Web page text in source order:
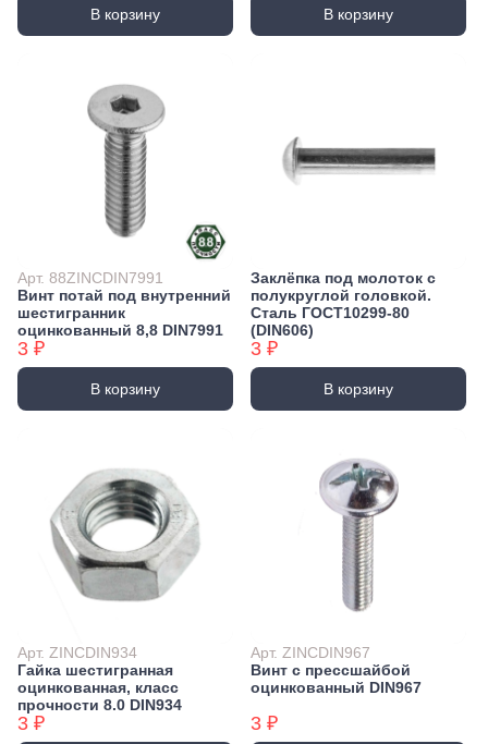
В корзину В корзину
Арт. 88ZINCDIN7991
Винт потай под внутренний
шестигранник
оцинкованный 8,8 DIN7991
3 ₽
В корзину
Заклёпка под молоток с
полукруглой головкой.
Сталь ГОСТ10299-80
(DIN606)
3 ₽
В корзину
Арт. ZINCDIN934
Гайка шестигранная
оцинкованная, класс
прочности 8.0 DIN934
3 ₽
Арт. ZINCDIN967
Винт с прессшайбой
оцинкованный DIN967
3 ₽